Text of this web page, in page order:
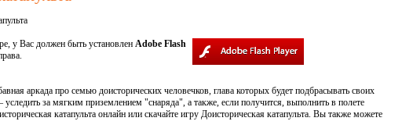
у Вас должен быть установлен Adobe Flash
аркада про семью доисторических человечков, глава которых будет подбрасывать своих
за мягким приземлением "снаряда", а также, если получится, выполнить в полете
катапульта онлайн или скачайте игру Доисторическая катапульта. Вы также можете